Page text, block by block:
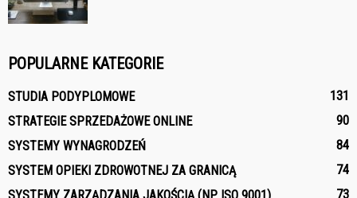
POPULARNE KATEGORIE
STUDIA PODYPLOMOWE
131
STRATEGIE SPRZEDAŻOWE ONLINE
90
SYSTEMY WYNAGRODZEŃ
84
SYSTEM OPIEKI ZDROWOTNEJ ZA GRANICĄ
74
73